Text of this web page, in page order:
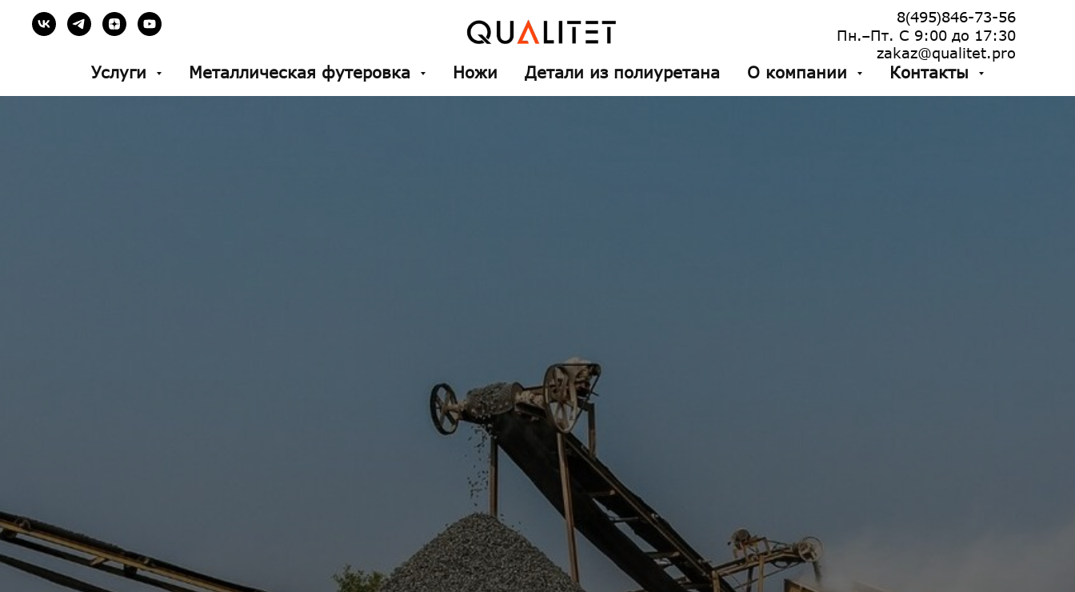
8(495)846-73-56
Пн.–Пт. С 9:00 до 17:30
zakaz@qualitet.pro
Услуги Металлическая футеровка Ножи Детали из полиуретана О компании Контакты